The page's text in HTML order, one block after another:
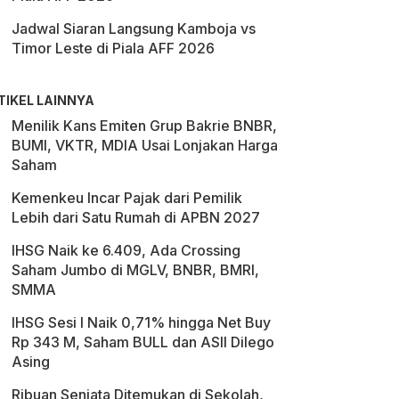
Jadwal Siaran Langsung Kamboja vs
Timor Leste di Piala AFF 2026
LAINNYA
Menilik Kans Emiten Grup Bakrie BNBR,
BUMI, VKTR, MDIA Usai Lonjakan Harga
Saham
Kemenkeu Incar Pajak dari Pemilik
Lebih dari Satu Rumah di APBN 2027
IHSG Naik ke 6.409, Ada Crossing
Saham Jumbo di MGLV, BNBR, BMRI,
SMMA
IHSG Sesi I Naik 0,71% hingga Net Buy
Rp 343 M, Saham BULL dan ASII Dilego
Asing
Ribuan Senjata Ditemukan di Sekolah,